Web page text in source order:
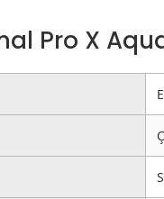
Pro X